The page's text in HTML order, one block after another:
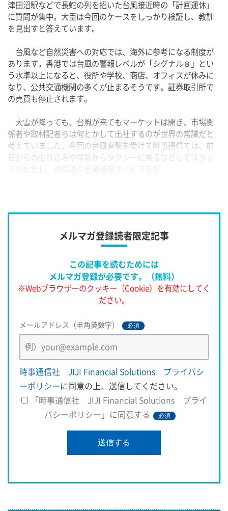
津田沼駅などで長蛇の列を招いた台風接近時の「計画運休」
に質問が集中。大臣は今回のケースをしっかり検証し、教訓
を見出すと答えています。
台風など自然災害への対応では、海外に参考になる制度が
あります。香港では台風の警報レベルが「シグナル８」とい
う水準以上になると、役所や学校、商店、オフィスが休みに
なり、公共交通機関の多くが止まるそうです。証券取引所で
の売買も停止されます。
大雪が降っても、台風が来てもマーケットは開き、市場関
係者や取材記者らは何とかして出社するのが世界の常識だと
考えていました。今回の台風直撃を受けて時事通信では、前
日からの泊り込みや早朝からタクシーに乗るなどしてスタッ
メルマガ登録読者限定記事
この記事を読むためには
メルマガ登録が必要です。（無料）
※Webブラウザーのクッキー（Cookie）を有効にしてく
ださい。
メールアドレス（半角英数字） 必須
時事通信社 JIJI Financial Solutions プライバシ
ーポリシーに同意の上、送信してください。
「時事通信社 JIJI Financial Solutions プライ
バシーポリシー」に同意する
必須